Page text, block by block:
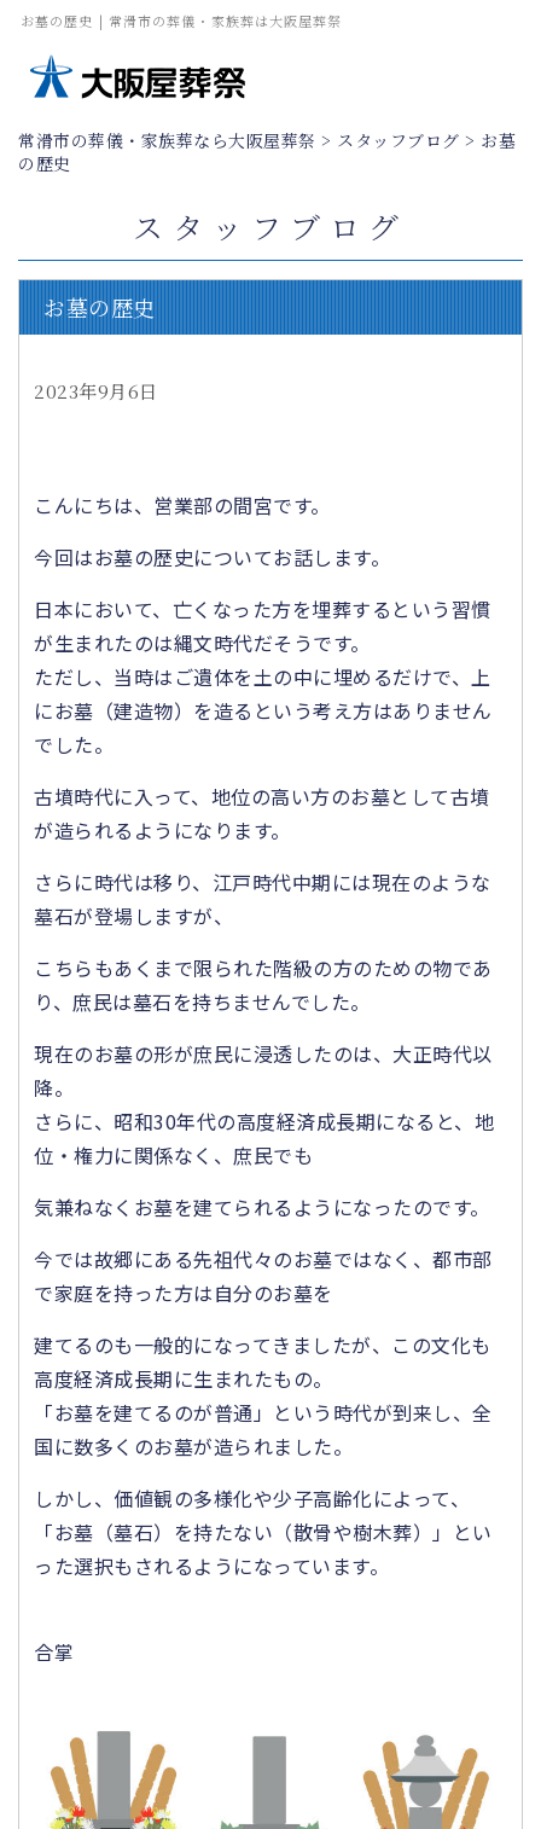
お墓の歴史 | 常滑市の葬儀・家族葬は大阪屋葬祭
常滑市の葬儀・家族葬なら大阪屋葬祭 > スタッフブログ > お墓
の歴史
スタッフブログ
お墓の歴史
2023年9月6日
こんにちは、営業部の間宮です。
今回はお墓の歴史についてお話します。
日本において、亡くなった方を埋葬するという習慣
が生まれたのは縄文時代だそうです。
ただし、当時はご遺体を土の中に埋めるだけで、上
にお墓（建造物）を造るという考え方はありません
でした。
古墳時代に入って、地位の高い方のお墓として古墳
が造られるようになります。
さらに時代は移り、江戸時代中期には現在のような
墓石が登場しますが、
こちらもあくまで限られた階級の方のための物であ
り、庶民は墓石を持ちませんでした。
現在のお墓の形が庶民に浸透したのは、大正時代以
降。
さらに、昭和30年代の高度経済成長期になると、地
位・権力に関係なく、庶民でも
気兼ねなくお墓を建てられるようになったのです。
今では故郷にある先祖代々のお墓ではなく、都市部
で家庭を持った方は自分のお墓を
建てるのも一般的になってきましたが、この文化も
高度経済成長期に生まれたもの。
「お墓を建てるのが普通」という時代が到来し、全
国に数多くのお墓が造られました。
しかし、価値観の多様化や少子高齢化によって、
「お墓（墓石）を持たない（散骨や樹木葬）」とい
った選択もされるようになっています。
合掌